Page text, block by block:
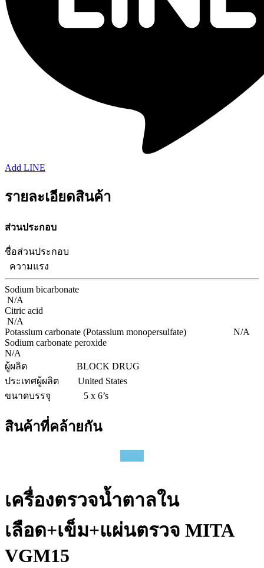
Add LINE
รายละเอียดสินค้า
ส่วนประกอบ
ชื่อส่วนประกอบ
ความแรง
Sodium bicarbonate
N/A
Citric acid
N/A
Potassium carbonate (Potassium monopersulfate) N/A
Sodium carbonate peroxide
N/A
ผู้ผลิต BLOCK DRUG
ประเทศผู้ผลิต United States
ขนาดบรรจุ 5 x 6’s
สินค้าที่คล้ายกัน
เครื่องตรวจน้ำตาลใน
เลือด+เข็ม+แผ่นตรวจ MITA
VGM15